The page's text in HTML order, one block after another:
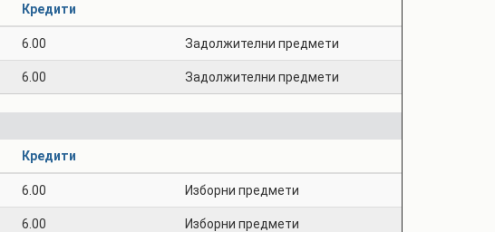
Кредити
6.00 Задолжителни предмети
6.00 Задолжителни предмети
Кредити
6.00 Изборни предмети
6.00 Изборни предмети